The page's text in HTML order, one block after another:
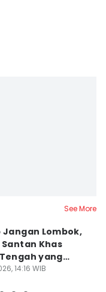
See More
Jangan Lombok,
Santan Khas
yang
14:16 WIB